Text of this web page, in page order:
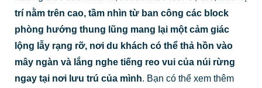
trí nằm trên cao, tầm nhìn từ ban công các block
phòng hướng thung lũng mang lại một cảm giác
lộng lẫy rạng rỡ, nơi du khách có thể thả hồn vào
mây ngàn và lắng nghe tiếng reo vui của núi rừng
ngay tại nơi lưu trú của mình. Bạn có thể xem thêm